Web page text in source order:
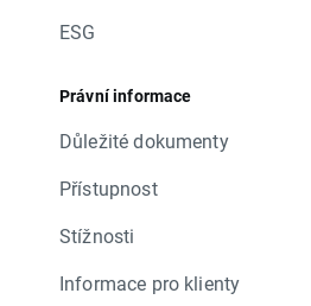
ESG
Právní informace
Důležité dokumenty
Přístupnost
Stížnosti
Informace pro klienty